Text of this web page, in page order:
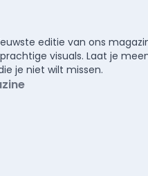
editie van ons
visuals. Laat je
je niet wilt missen.